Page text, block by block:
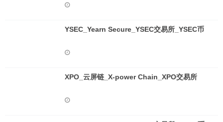
YSEC_Yearn Secure_YSEC交易所_YSEC币
XPO_云屏链_X-power Chain_XPO交易所